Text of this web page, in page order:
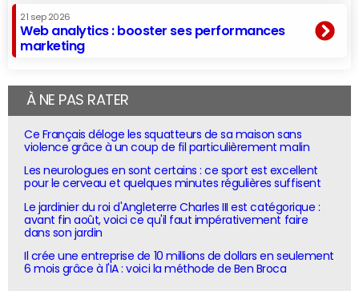
21 sep 2026
Web analytics : booster ses performances
marketing
À NE PAS RATER
Ce Français déloge les squatteurs de sa maison sans
violence grâce à un coup de fil particulièrement malin
Les neurologues en sont certains : ce sport est excellent
pour le cerveau et quelques minutes régulières suffisent
Le jardinier du roi d'Angleterre Charles III est catégorique :
avant fin août, voici ce qu'il faut impérativement faire
dans son jardin
Il crée une entreprise de 10 millions de dollars en seulement
6 mois grâce à l'IA : voici la méthode de Ben Broca